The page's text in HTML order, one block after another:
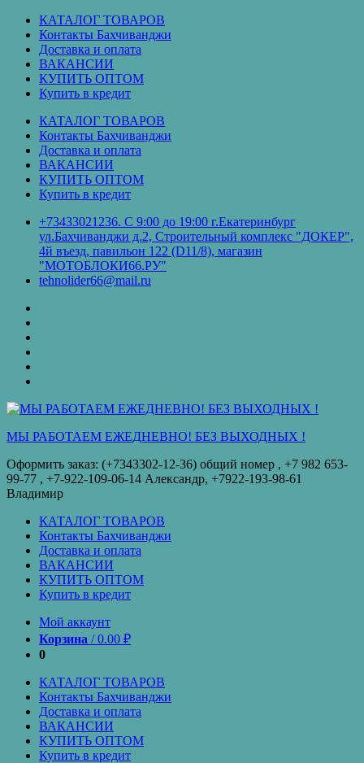
Перейти
содержимому
КАТАЛОГ ТОВАРОВ
Контакты Бахчиванджи
Доставка и оплата
ВАКАНСИИ
КУПИТЬ ОПТОМ
Купить в кредит
КАТАЛОГ ТОВАРОВ
Контакты Бахчиванджи
Доставка и оплата
ВАКАНСИИ
КУПИТЬ ОПТОМ
Купить в кредит
+73433021236. С 9:00 до 19:00 г.Екатеринбург
ул.Бахчиванджи д.2, Строительный комплекс "ДОКЕР",
4й въезд, павильон 122 (D11/8), магазин
"МОТОБЛОКИ66.РУ"
tehnolider66@mail.ru
кредит
МЫ РАБОТАЕМ ЕЖЕДНЕВНО! БЕЗ ВЫХОДНЫХ !
Оформить заказ: (+7343302-12-36) общий номер , ‪+7 982 653-
99-77‬ , +7-922-109-06-14 Александр, +7922-193-98-61
Владимир
КАТАЛОГ ТОВАРОВ
Контакты Бахчиванджи
Доставка и оплата
ВАКАНСИИ
КУПИТЬ ОПТОМ
Купить в кредит
Мой аккаунт
Корзина /0.00 ₽
0
КАТАЛОГ ТОВАРОВ
Контакты Бахчиванджи
Доставка и оплата
ВАКАНСИИ
КУПИТЬ ОПТОМ
Купить в кредит